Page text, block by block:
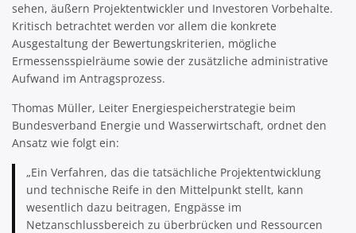
sehen, äußern Projektentwickler und Investoren Vorbehalte.
Kritisch betrachtet werden vor allem die konkrete
Ausgestaltung der Bewertungskriterien, mögliche
Ermessensspielräume sowie der zusätzliche administrative
Aufwand im Antragsprozess.
Thomas Müller, Leiter Energiespeicherstrategie beim
Bundesverband Energie und Wasserwirtschaft, ordnet den
Ansatz wie folgt ein:
„Ein Verfahren, das die tatsächliche Projektentwicklung
und technische Reife in den Mittelpunkt stellt, kann
wesentlich dazu beitragen, Engpässe im
Netzanschlussbereich zu überbrücken und Ressourcen